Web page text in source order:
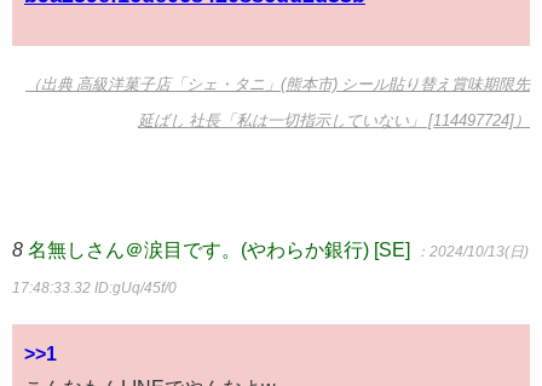
（出典 高級洋菓子店「シェ・タニ」(熊本市) シール貼り替え賞味期限先
延ばし 社長「私は一切指示していない」 [114497724]）
8 名無しさん＠涙目です。(やわらか銀行) [SE] ：2024/10/13(日)
17:48:33.32 ID:gUq/45f/0
>>1